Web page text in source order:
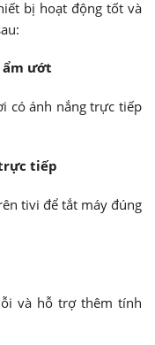
bị hoạt động tốt và
ướt
có ánh nắng trực tiếp
tiếp
tivi để tắt máy đúng
và hỗ trợ thêm tính